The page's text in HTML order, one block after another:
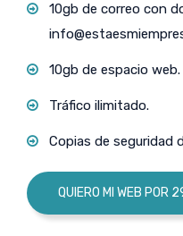
10gb de correo con
10gb de espacio web.
Tráfico ilimitado.
Copias de seguridad
QUIERO MI WEB POR